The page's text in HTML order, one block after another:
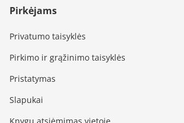
Pirkėjams
Privatumo taisyklės
Pirkimo ir grąžinimo taisyklės
Pristatymas
Slapukai